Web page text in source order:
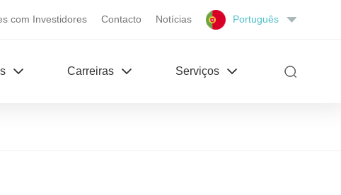
com Investidores Contacto Notícias Português
Carreiras Serviços